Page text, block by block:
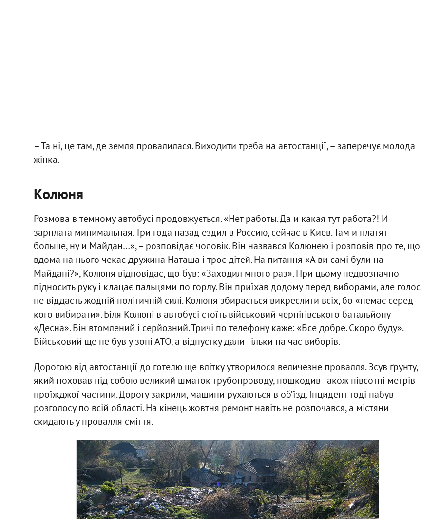
– Та ні, це там, де земля провалилася. Виходити треба на автостанції, – заперечує молода
жінка.
Колюня
Розмова в темному автобусі продовжується. «Нет работы. Да и какая тут работа?! И
зарплата минимальная. Три года назад ездил в Россию, сейчас в Киев. Там и платят
больше, ну и Майдан…», – розповідає чоловік. Він назвався Колюнею і розповів про те, що
вдома на нього чекає дружина Наташа і троє дітей. На питання «А ви самі були на
Майдані?», Колюня відповідає, що був: «Заходил много раз». При цьому недвозначно
підносить руку і клацає пальцями по горлу. Він приїхав додому перед виборами, але голос
не віддасть жодній політичній силі. Колюня збирається викреслити всіх, бо «немає серед
кого вибирати». Біля Колюні в автобусі стоїть військовий чернігівського батальйону
«Десна». Він втомлений і серйозний. Тричі по телефону каже: «Все добре. Скоро буду».
Військовий ще не був у зоні АТО, а відпустку дали тільки на час виборів.
Дорогою від автостанції до готелю ще влітку утворилося величезне провалля. Зсув ґрунту,
який поховав під собою великий шматок трубопроводу, пошкодив також півсотні метрів
проїжджої частини. Дорогу закрили, машини рухаються в об’їзд. Інцидент тоді набув
розголосу по всій області. На кінець жовтня ремонт навіть не розпочався, а містяни
скидають у провалля сміття.